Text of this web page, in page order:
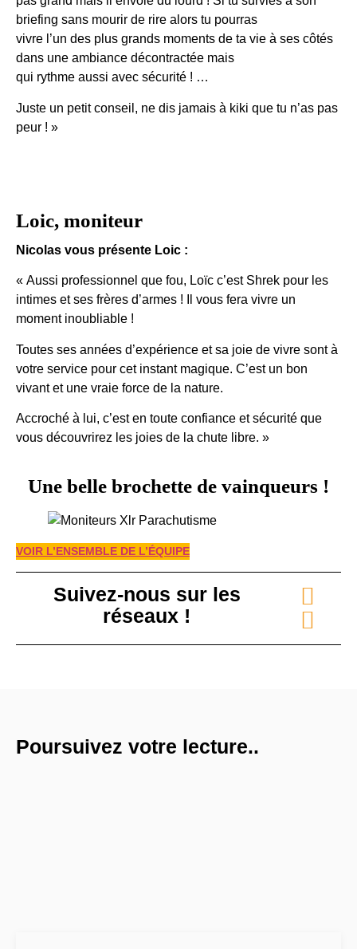
briefing sans mourir de rire alors tu pourras
vivre l’un des plus grands moments de ta vie à ses côtés
dans une ambiance décontractée mais
qui rythme aussi avec sécurité ! …
Juste un petit conseil, ne dis jamais à kiki que tu n’as pas
peur ! »
Loic, moniteur
Nicolas vous présente Loic :
« Aussi professionnel que fou, Loïc c’est Shrek pour les
intimes et ses frères d’armes ! Il vous fera vivre un
moment inoubliable !
Toutes ses années d’expérience et sa joie de vivre sont à
votre service pour cet instant magique. C’est un bon
vivant et une vraie force de la nature.
Accroché à lui, c’est en toute confiance et sécurité que
vous découvrirez les joies de la chute libre. »
Une belle brochette de vainqueurs !
VOIR L’ENSEMBLE DE L’ÉQUIPE
Suivez-nous sur les
réseaux !
Poursuivez votre lecture..